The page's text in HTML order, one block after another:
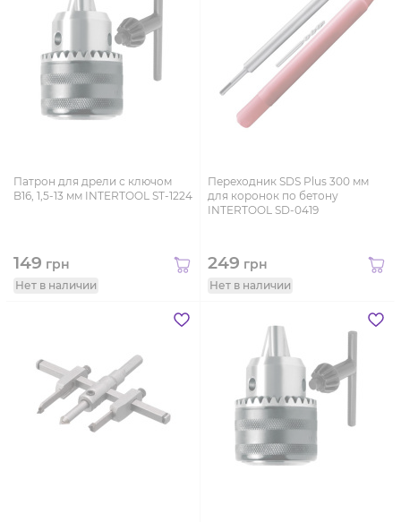
Патрон для дрели с ключом
B16, 1,5-13 мм INTERTOOL ST-1224
149 грн
Нет в наличии
Переходник SDS Plus 300 мм
для коронок по бетону
INTERTOOL SD-0419
249 грн
Нет в наличии